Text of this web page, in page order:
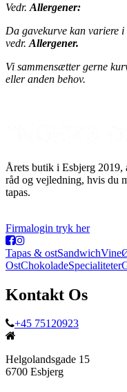
Vedr. Allergener:
Da gavekurve kan variere
vedr. Allergener.
Vi sammensætter gerne
eller anden behov.
Årets butik i Esbjerg 2019,
råd og vejledning, hvis du
tapas.
Firmalogin tryk her
Tapas & ostSandwichVine
OstChokoladeSpecialiteter
Kontakt Os
+45 75120923
Helgolandsgade 15
6700 Esbjerg